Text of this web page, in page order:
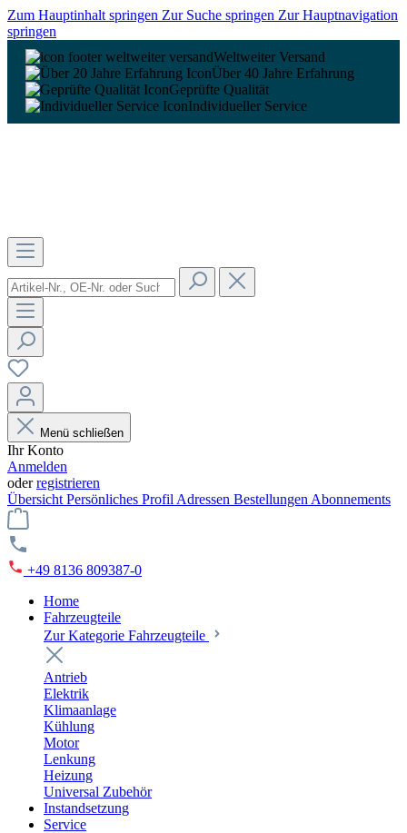
Zum Hauptinhalt springen Zur Suche springen Zur Hauptnavigation
springen
Weltweiter Versand
Über 40 Jahre Erfahrung
Geprüfte Qualität
Individueller Service
Menü schließen
Ihr Konto
Anmelden
oderregistrieren
Übersicht Persönliches Profil Adressen Bestellungen Abonnements
+49 8136 809387-0
Home
Fahrzeugteile
Zur Kategorie Fahrzeugteile
Antrieb
Elektrik
Klimaanlage
Kühlung
Motor
Lenkung
Heizung
Universal Zubehör
Instandsetzung
Service